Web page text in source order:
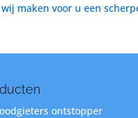
maken voor u een
ontstopper